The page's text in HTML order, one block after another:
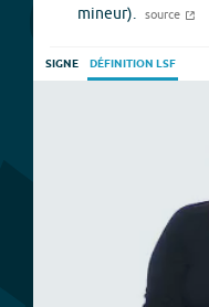
mineur).
source
SIGNE DÉFINITION LSF